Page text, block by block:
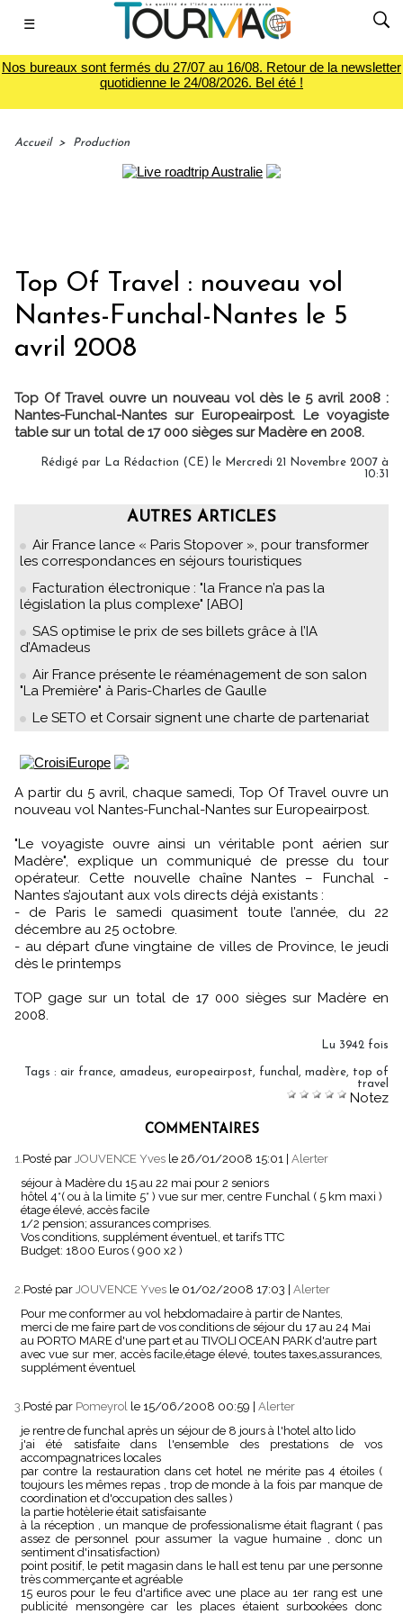
☰
Nos bureaux sont fermés du 27/07 au 16/08. Retour de la newsletter
quotidienne le 24/08/2026. Bel été !
Accueil > Production
Top Of Travel : nouveau vol
Nantes-Funchal-Nantes le 5
avril 2008
Top Of Travel ouvre un nouveau vol dès le 5 avril 2008 :
Nantes-Funchal-Nantes sur Europeairpost. Le voyagiste
table sur un total de 17 000 sièges sur Madère en 2008.
Rédigé par La Rédaction (CE) le Mercredi 21 Novembre 2007 à
10:31
AUTRES ARTICLES
Air France lance « Paris Stopover », pour transformer
les correspondances en séjours touristiques
Facturation électronique : "la France n’a pas la
législation la plus complexe" [ABO]
SAS optimise le prix de ses billets grâce à l’IA
d’Amadeus
Air France présente le réaménagement de son salon
"La Première" à Paris-Charles de Gaulle
Le SETO et Corsair signent une charte de partenariat
A partir du 5 avril, chaque samedi, Top Of Travel ouvre un
nouveau vol Nantes-Funchal-Nantes sur Europeairpost.
"Le voyagiste ouvre ainsi un véritable pont aérien sur
Madère", explique un communiqué de presse du tour
opérateur. Cette nouvelle chaîne Nantes – Funchal -
Nantes s’ajoutant aux vols directs déjà existants :
- de Paris le samedi quasiment toute l’année, du 22
décembre au 25 octobre.
- au départ d’une vingtaine de villes de Province, le jeudi
dès le printemps
TOP gage sur un total de 17 000 sièges sur Madère en
2008.
Lu 3942 fois
Tags : air france, amadeus, europeairpost, funchal , madère, top of
travel
Notez
COMMENTAIRES
1.Posté par JOUVENCE Yves le 26/01/2008 15:01 Alerter
séjour à Madère du 15 au 22 mai pour 2 seniors
hôtel 4*( ou à la limite 5* ) vue sur mer, centre Funchal ( 5 km maxi )
étage élevé, accès facile
1/2 pension; assurances comprises.
Vos conditions, supplément éventuel, et tarifs TTC
Budget: 1800 Euros ( 900 x2 )
2.Posté par JOUVENCE Yves le 01/02/2008 17:03
Alerter
Pour me conformer au vol hebdomadaire à partir de Nantes,
merci de me faire part de vos conditions de séjour du 17 au 24 Mai
au PORTO MARE d'une part et au TIVOLI OCEAN PARK d'autre part
avec vue sur mer, accès facile,étage élevé, toutes taxes,assurances,
supplément éventuel
3.Posté par Pomeyrol le 15/06/2008 00:59
Alerter
je rentre de funchal après un séjour de 8 jours à l'hotel alto lido
j'ai été satisfaite dans l'ensemble des prestations de vos
accompagnatrices locales
par contre la restauration dans cet hotel ne mérite pas 4 étoiles (
toujours les mêmes repas , trop de monde à la fois par manque de
coordination et d'occupation des salles )
la partie hotèlerie était satisfaisante
à la réception , un manque de professionalisme était flagrant ( pas
assez de personnel pour assumer la vague humaine , donc un
sentiment d'insatisfaction)
point positif, le petit magasin dans le hall est tenu par une personne
très commerçante et agréable
15 euros pour le feu d'artifice avec une place au 1er rang est une
publicité mensongère car les places étaient surbookées donc